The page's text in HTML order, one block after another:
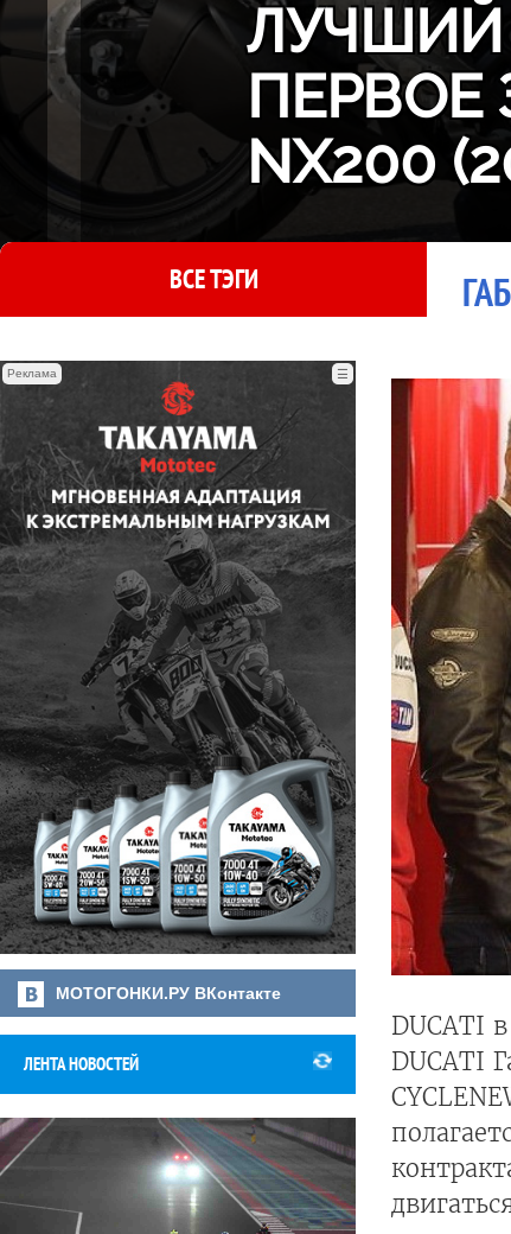
ЛУЧШИЙ
ПЕРВОЕ
NX200
ВСЕ ТЭГИ
Реклама ☰
МОТОГОНКИ.РУ ВКонтакте
ЛЕНТА НОВОСТЕЙ
DUCATI
DUCATI